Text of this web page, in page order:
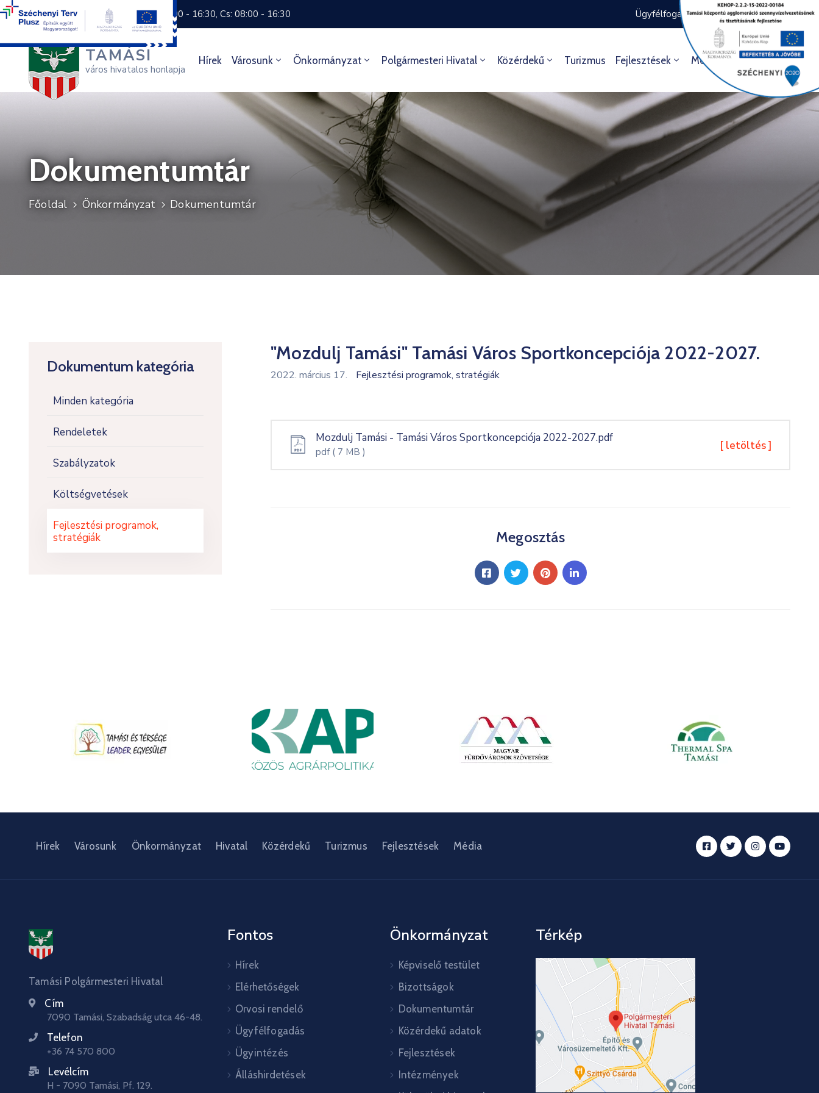
+36 74 570 800 H: 8:00 - 16:30, Cs: 08:00 - 16:30 Ügyfélfogadás rendje Ügyintézés
TAMÁSI
város hivatalos honlapja
Hírek Városunk Önkormányzat Polgármesteri Hivatal Közérdekű Turizmus Fejlesztések Média Kultúra
Dokumentumtár
Főoldal Önkormányzat Dokumentumtár
Dokumentum kategória
Minden kategória
Rendeletek
Szabályzatok
Költségvetések
Fejlesztési programok,
stratégiák
"Mozdulj Tamási" Tamási Város Sportkoncepciója 2022-2027.
2022. március 17. Fejlesztési programok, stratégiák
Mozdulj Tamási - Tamási Város Sportkoncepciója 2022-2027.pdf
pdf ( 7 MB ) [ letöltés ]
Megosztás
Hírek Városunk Önkormányzat Hivatal Közérdekű Turizmus Fejlesztések Média
Tamási Polgármesteri Hivatal
Cím
7090 Tamási, Szabadság utca 46-48.
Telefon
+36 74 570 800
Levélcím
H - 7090 Tamási, Pf. 129.
Fontos
Hírek
Elérhetőségek
Orvosi rendelő
Ügyfélfogadás
Ügyintézés
Álláshirdetések
Önkormányzat
Képviselő testület
Bizottságok
Dokumentumtár
Közérdekű adatok
Fejlesztések
Intézmények
Térkép